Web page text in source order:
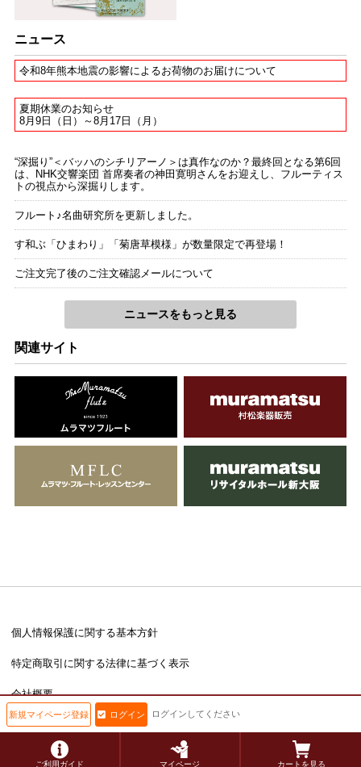
ニュース
令和8年熊本地震の影響によるお荷物のお届けについて
夏期休業のお知らせ
8月9日（日）～8月17日（月）
“深掘り”＜バッハのシチリアーノ＞は真作なのか？最終回となる第6回
は、NHK交響楽団 首席奏者の神田寛明さんをお迎えし、フルーティス
トの視点から深掘りします。
フルート♪名曲研究所を更新しました。
す和ぶ「ひまわり」「菊唐草模様」が数量限定で再登場！
ご注文完了後のご注文確認メールについて
ニュースをもっと見る
関連サイト
個人情報保護に関する基本方針
特定商取引に関する法律に基づく表示
会社概要
Copyright © muramatsu inc. All Rights Reserved.
新規マイページ登録 ログイン ログインしてください
ご利用ガイド マイページ カートを見る